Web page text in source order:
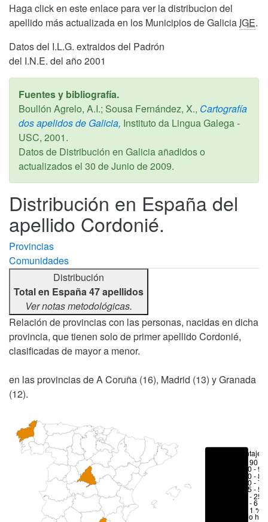
Haga click en este enlace para ver la distribucion del
apellido más actualizada en los Municipios de Galicia IGE.
Datos del I.L.G. extraidos del Padrón
del I.N.E. del año 2001
Fuentes y bibliografía.
Boullón Agrelo, A.I.; Sousa Fernández, X., Cartografía
dos apelidos de Galicia, Instituto da Lingua Galega -
USC, 2001.
Datos de Distribución en Galicia añadidos o
actualizados el 30 de Junio de 2009.
Distribución en España del
apellido Cordonié.
Provincias
Comunidades
Distribución
Total en España 47 apellidos
Ver notas metodológicas.
Relación de provincias con las personas, nacidas en dicha
provincia, que tienen solo de primer apellido Cordonié,
clasificadas de mayor a menor.
en las provincias de A Coruña (16), Madrid (13) y Granada
(12).
Porcentajes
> 90 %
80 -
70 -
50 -
25 -
6 - 25
1 - 6 %
< 1 %
No hay